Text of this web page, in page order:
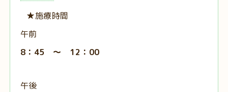
★施療時間
午前
8：45 ～ 12：00
午後